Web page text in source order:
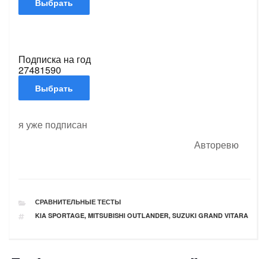
Подписка на год
27481590
я уже подписан
Авторевю
РУБРИКИ
СРАВНИТЕЛЬНЫЕ ТЕСТЫ
ТЕГИ
KIA SPORTAGE, MITSUBISHI OUTLANDER, SUZUKI GRAND VITARA